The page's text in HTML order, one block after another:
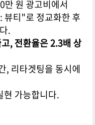
만 원 광고비에서
뷰티"로 정교화한 후
.
, 전환율은 2.3배 상
, 리타겟팅을 동시에
가능합니다.